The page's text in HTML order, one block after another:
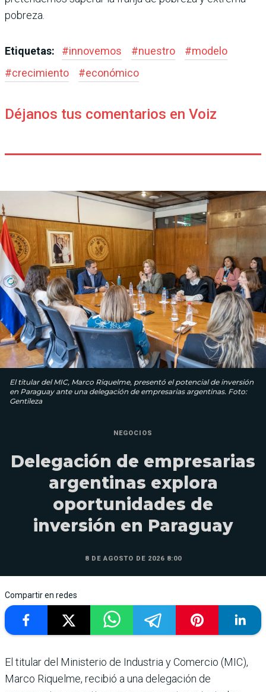
pobreza.
Etiquetas: #innovemos #nuestro #modelo
#crecimiento #económico
Déjanos tus comentarios en Voiz
El titular del MIC, Marco Riquelme, presentó el potencial de inversión
en Paraguay ante una delegación de empresarias argentinas. Foto:
Gentileza
NEGOCIOS
Delegación de empresarias
argentinas explora
oportunidades de
inversión en Paraguay
8 DE AGOSTO DE 2026 8:00
Compartir en redes
El titular del Ministerio de Industria y Comercio (MIC),
Marco Riquelme, recibió a una delegación de